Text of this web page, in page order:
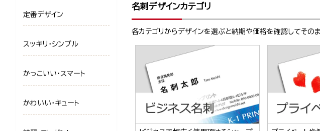
名刺デザインカテゴリ
各カテゴリからデザインを選ぶと納期や価格を確認してその
定番デザイン
スッキリ・シンプル
かっこいい・スマート
かわいい・キュート